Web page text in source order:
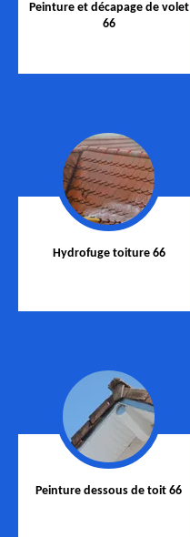
Peinture et décapage de volet
66
Hydrofuge toiture 66
Peinture dessous de toit 66